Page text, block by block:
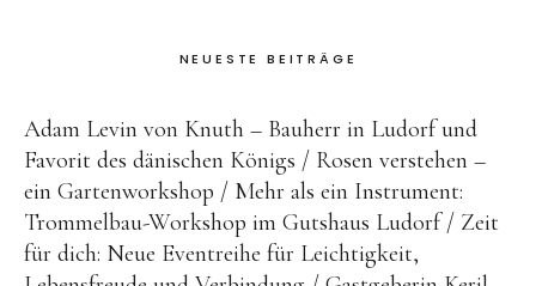
NEUESTE BEITRÄGE
Adam Levin von Knuth – Bauherr in Ludorf und
Favorit des dänischen Königs
Rosen verstehen –
ein Gartenworkshop
Mehr als ein Instrument:
Trommelbau-Workshop im Gutshaus Ludorf
Zeit
für dich: Neue Eventreihe für Leichtigkeit,